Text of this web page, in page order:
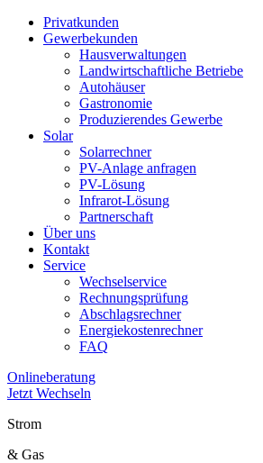
Privatkunden
Gewerbekunden
Hausverwaltungen
Landwirtschaftliche Betriebe
Autohäuser
Gastronomie
Produzierendes Gewerbe
Solar
Solarrechner
PV-Anlage anfragen
PV-Lösung
Infrarot-Lösung
Partnerschaft
Über uns
Kontakt
Service
Wechselservice
Rechnungsprüfung
Abschlagsrechner
Energiekostenrechner
FAQ
Onlineberatung
Jetzt Wechseln
Strom
& Gas